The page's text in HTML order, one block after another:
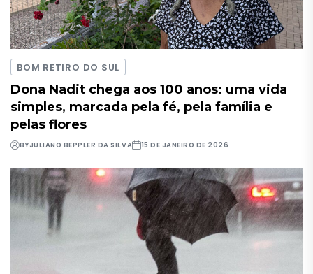
BOM RETIRO DO SUL
Dona Nadit chega aos 100 anos: uma vida
simples, marcada pela fé, pela família e
pelas flores
BYJULIANO BEPPLER DA SILVA 15 DE JANEIRO DE 2026